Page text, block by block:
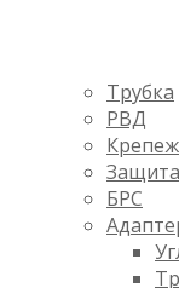
Трубка
РВД
Крепеж
Защита
БРС